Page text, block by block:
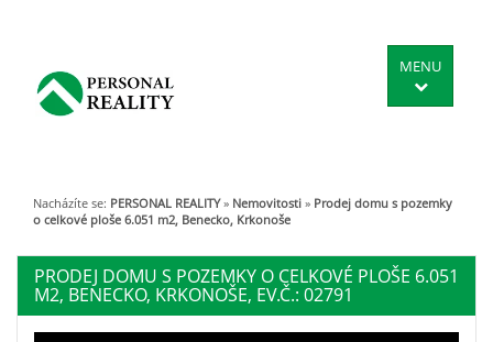
MENU
Nacházíte se: PERSONAL REALITY » Nemovitosti » Prodej domu s pozemky
o celkové ploše 6.051 m2, Benecko, Krkonoše
PRODEJ DOMU S POZEMKY O CELKOVÉ PLOŠE 6.051
M2, BENECKO, KRKONOŠE, EV.Č.: 02791